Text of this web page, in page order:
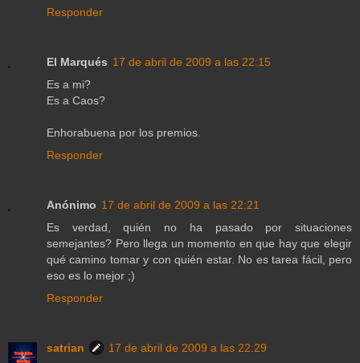
Responder
El Marqués 17 de abril de 2009 a las 22:15
Es a mi?
Es a Caos?
Enhorabuena por los premios.
Responder
Anónimo 17 de abril de 2009 a las 22:21
Es verdad, quién no ha pasado por situaciones
semejantes? Pero llega un momento en que hay que elegir
qué camino tomar y con quién estar. No es tarea fácil, pero
eso es lo mejor ;)
Responder
satrian
17 de abril de 2009 a las 22:29